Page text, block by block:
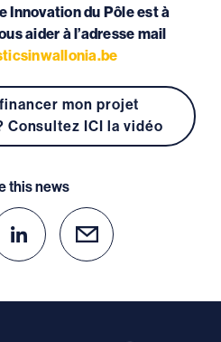
Innovation du Pôle est à
aider à l’adresse mail
mon projet
Consultez ICI la vidéo
this news